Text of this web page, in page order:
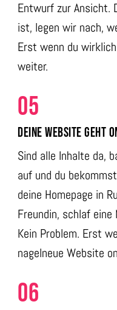
Entwurf zur Ansicht.
ist, legen wir nach,
Erst wenn du
weiter.
05
DEINE WEBSITE GEHT
Sind alle Inhalte da,
auf und du
deine Homepage in
Freundin, schlaf eine
Kein Problem. Erst
nagelneue Website
06